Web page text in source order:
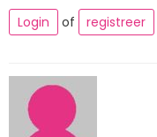
Login
of registreer